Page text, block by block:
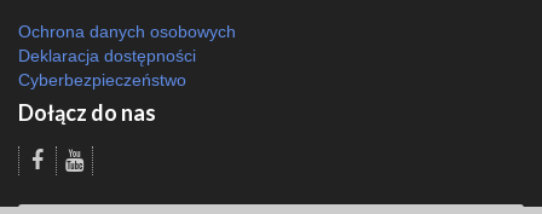
Ochrona danych osobowych
Deklaracja dostępności
Cyberbezpieczeństwo
Dołącz do nas